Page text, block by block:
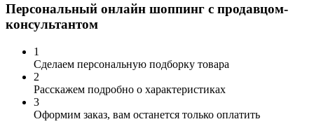
Персональный онлайн шоппинг с продавцом-
консультантом
1
Сделаем персональную подборку товара
2
Расскажем подробно о характеристиках
3
Оформим заказ, вам останется только оплатить